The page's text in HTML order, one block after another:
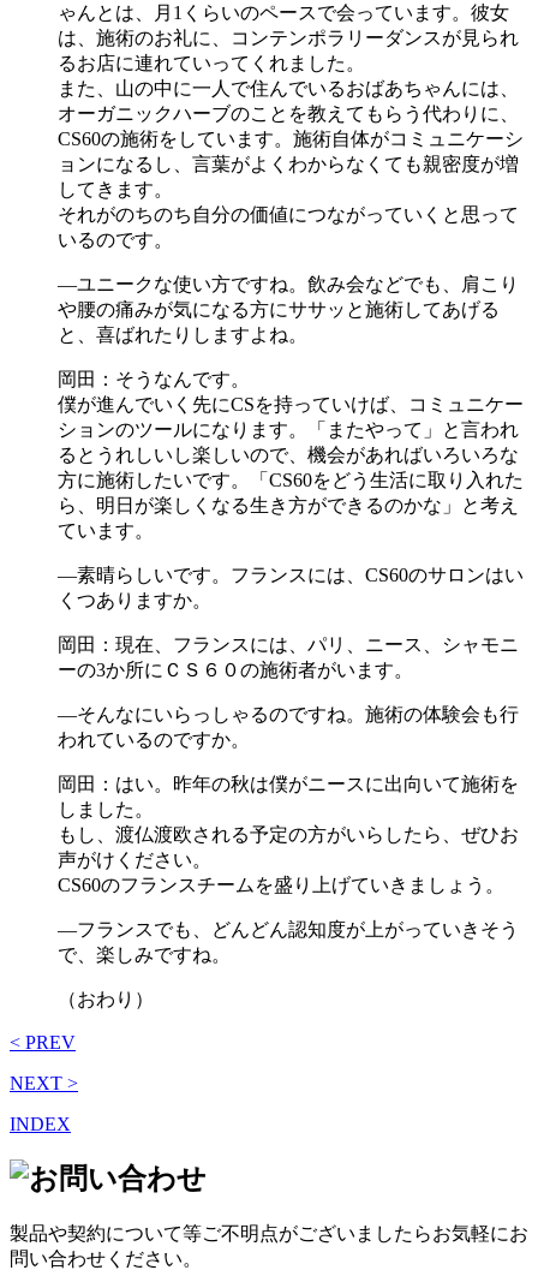
ゃんとは、月1くらいのペースで会っています。彼女
は、施術のお礼に、コンテンポラリーダンスが見られ
るお店に連れていってくれました。
また、山の中に一人で住んでいるおばあちゃんには、
オーガニックハーブのことを教えてもらう代わりに、
CS60の施術をしています。施術自体がコミュニケーシ
ョンになるし、言葉がよくわからなくても親密度が増
してきます。
それがのちのち自分の価値につながっていくと思って
いるのです。
―ユニークな使い方ですね。飲み会などでも、肩こり
や腰の痛みが気になる方にササッと施術してあげる
と、喜ばれたりしますよね。
岡田：そうなんです。
僕が進んでいく先にCSを持っていけば、コミュニケー
ションのツールになります。「またやって」と言われ
るとうれしいし楽しいので、機会があればいろいろな
方に施術したいです。「CS60をどう生活に取り入れた
ら、明日が楽しくなる生き方ができるのかな」と考え
ています。
―素晴らしいです。フランスには、CS60のサロンはい
くつありますか。
岡田：現在、フランスには、パリ、ニース、シャモニ
ーの3か所にＣＳ６０の施術者がいます。
―そんなにいらっしゃるのですね。施術の体験会も行
われているのですか。
岡田：はい。昨年の秋は僕がニースに出向いて施術を
しました。
もし、渡仏渡欧される予定の方がいらしたら、ぜひお
声がけください。
CS60のフランスチームを盛り上げていきましょう。
―フランスでも、どんどん認知度が上がっていきそう
で、楽しみですね。
（おわり）
< PREV
NEXT >
INDEX
製品や契約について等ご不明点がございましたらお気軽にお
問い合わせください。